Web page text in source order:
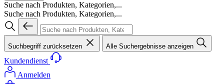
Suche nach Produkten, Kategorien,...
Suche nach Produkten, Kategorien,...
Suchbegriff zurücksetzen Alle Suchergebnisse anzeigen
Kundendienst
Anmelden